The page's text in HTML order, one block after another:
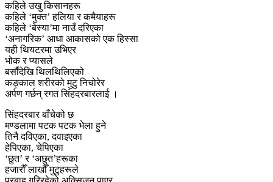
कहिले उखु किसानहरू
कहिले ‘मुक्त’ हलिया र कमैयाहरू
कहिले ‘बेस्या’मा नाउँ दरिएका
‘अनागरिक’ आधा आकासको एक हिस्सा
यही थियटरमा उभिएर
भोक र प्यासले
बर्सौंदेखि थिलथिलिएको
कङ्काल शरीरको मुटु निचोरेर
अर्पण गर्छन् रगत सिंहदरबारलाई ।
सिंहदरबार बाँचेको छ
मण्डलामा पटक पटक भेला हुने
तिनै दविएका, दवाइएका
हेपिएका, चेपिएका
‘छुत’ र ‘अछुत’हरूका
हजारौँ लाखौँ मुटुहरूले